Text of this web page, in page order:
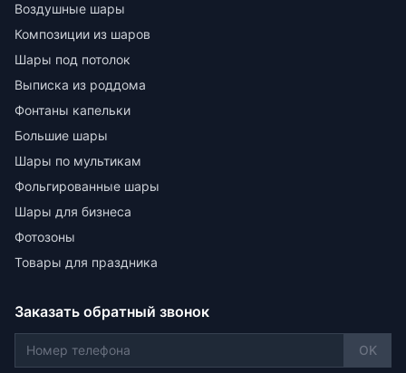
Воздушные шары
Композиции из шаров
Шары под потолок
Выписка из роддома
Фонтаны капельки
Большие шары
Шары по мультикам
Фольгированные шары
Шары для бизнеса
Фотозоны
Товары для праздника
Заказать обратный звонок
OK